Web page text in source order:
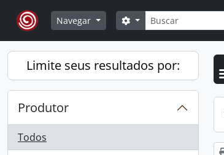
Skip to main content
Navegar
Buscar
Opções de busca
Limite seus resultados por:
Produtor
Todos